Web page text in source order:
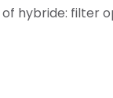
hybride: filter